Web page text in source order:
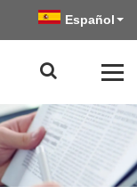
Español